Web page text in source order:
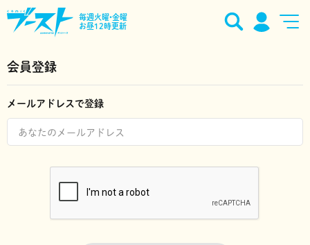
毎週火曜•金曜
お昼12時更新
会員登録
メールアドレスで登録